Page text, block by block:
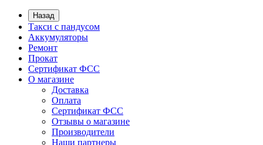
Назад
Такси с пандусом
Аккумуляторы
Ремонт
Прокат
Сертификат ФСС
О магазине
Доставка
Оплата
Сертификат ФСС
Отзывы о магазине
Производители
Наши партнеры